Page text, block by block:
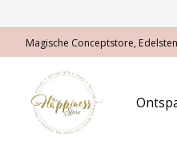
Magische Conceptstore,